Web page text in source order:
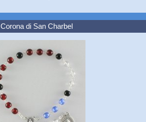
Corona di San Charbel